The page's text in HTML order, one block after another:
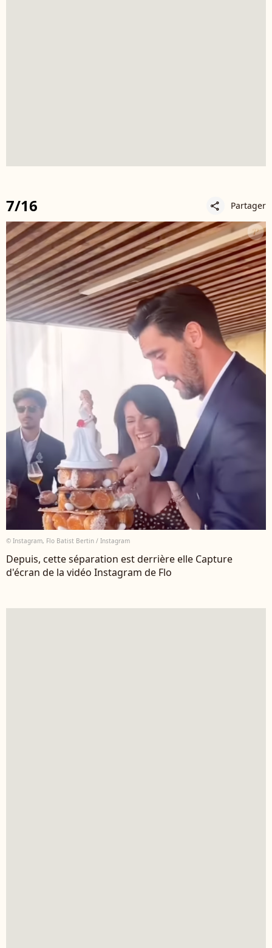
7/16 share Partager
© Instagram, Flo Batist Bertin / Instagram
Depuis, cette séparation est derrière elle Capture
d'écran de la vidéo Instagram de Flo